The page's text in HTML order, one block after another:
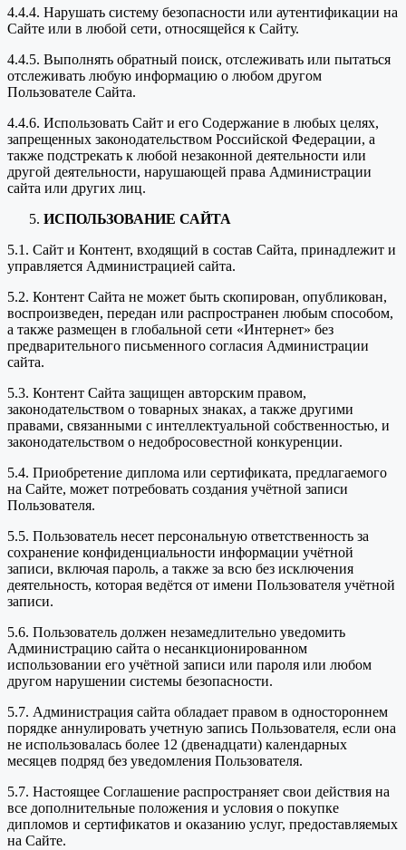
4.4.4. Нарушать систему безопасности или аутентификации на
Сайте или в любой сети, относящейся к Сайту.
4.4.5. Выполнять обратный поиск, отслеживать или пытаться
отслеживать любую информацию о любом другом
Пользователе Сайта.
4.4.6. Использовать Сайт и его Содержание в любых целях,
запрещенных законодательством Российской Федерации, а
также подстрекать к любой незаконной деятельности или
другой деятельности, нарушающей права Администрации
сайта или других лиц.
ИСПОЛЬЗОВАНИЕ САЙТА
5.1. Сайт и Контент, входящий в состав Сайта, принадлежит и
управляется Администрацией сайта.
5.2. Контент Сайта не может быть скопирован, опубликован,
воспроизведен, передан или распространен любым способом,
а также размещен в глобальной сети «Интернет» без
предварительного письменного согласия Администрации
сайта.
5.3. Контент Сайта защищен авторским правом,
законодательством о товарных знаках, а также другими
правами, связанными с интеллектуальной собственностью, и
законодательством о недобросовестной конкуренции.
5.4. Приобретение диплома или сертификата, предлагаемого
на Сайте, может потребовать создания учётной записи
Пользователя.
5.5. Пользователь несет персональную ответственность за
сохранение конфиденциальности информации учётной
записи, включая пароль, а также за всю без исключения
деятельность, которая ведётся от имени Пользователя учётной
записи.
5.6. Пользователь должен незамедлительно уведомить
Администрацию сайта о несанкционированном
использовании его учётной записи или пароля или любом
другом нарушении системы безопасности.
5.7. Администрация сайта обладает правом в одностороннем
порядке аннулировать учетную запись Пользователя, если она
не использовалась более 12 (двенадцати) календарных
месяцев подряд без уведомления Пользователя.
5.7. Настоящее Соглашение распространяет свои действия на
все дополнительные положения и условия о покупке
дипломов и сертификатов и оказанию услуг, предоставляемых
на Сайте.